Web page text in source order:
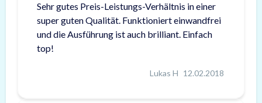
Sehr gutes Preis-Leistungs-Verhältnis in einer
super guten Qualität. Funktioniert einwandfrei
und die Ausführung ist auch brilliant. Einfach
top!
Lukas H 12.02.2018